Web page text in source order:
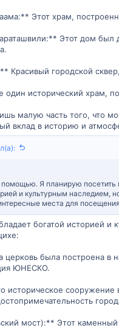
Этот храм,
Этот дом был
городской
исторический храм,
малую часть того, что
вклад в историю и
помощью. Я планирую
и культурным наследием,
места для
богатой историей
была построена в
ЮНЕСКО.
историческое сооружение
мост):** Этот